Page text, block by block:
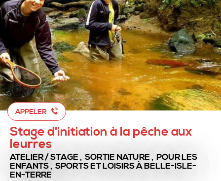
APPELER
Stage d'initiation à la pêche aux
leurres
ATELIER / STAGE , SORTIE NATURE , POUR LES
ENFANTS , SPORTS ET LOISIRSÀ BELLE-ISLE-
EN-TERRE